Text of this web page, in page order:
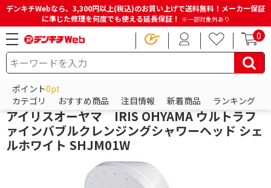
デンキチWebなら、3,300円以上(税込)のお買い上げで送料無料！メーカー保証
に準じた修理を何度でも使える延長保証！ ※一部対象外あり
0
ポイント0pt
カテゴリ
おすすめ商品 注目情報 新着商品 ランキング
HOME 商品一覧ページ ビューティー・健康家電
アイリスオーヤマ
アイリスオーヤマ IRIS OHYAMA ウルトラフ
ァインバブルクレンジングシャワーヘッド シェ
ルホワイト SHJM01W